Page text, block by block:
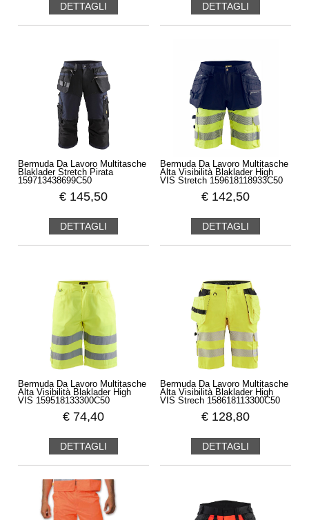
DETTAGLI DETTAGLI
Bermuda Da Lavoro Multitasche
Blaklader Stretch Pirata
159713438699C50
€ 145,50
DETTAGLI
Bermuda Da Lavoro Multitasche
Alta Visibilità Blaklader High
VIS Stretch 159618118933C50
€ 142,50
DETTAGLI
Bermuda Da Lavoro Multitasche
Alta Visibilità Blaklader High
VIS 159518133300C50
€ 74,40
DETTAGLI
Bermuda Da Lavoro Multitasche
Alta Visibilità Blaklader High
VIS Strech 158618113300C50
€ 128,80
DETTAGLI